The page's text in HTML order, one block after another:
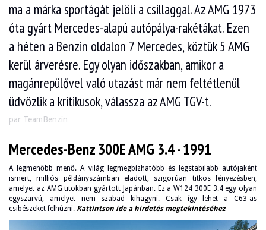
ma a márka sportágát jelöli a csillaggal. Az AMG 1973
óta gyárt Mercedes-alapú autópálya-rakétákat. Ezen
a héten a Benzin oldalon 7 Mercedes, köztük 5 AMG
kerül árverésre. Egy olyan időszakban, amikor a
magánrepülővel való utazást már nem feltétlenül
üdvözlik a kritikusok, válassza az AMG TGV-t.
par TeamBenzin
Mercedes-Benz 300E AMG 3.4 - 1991
A legmenőbb menő. A világ legmegbízhatóbb és legstabilabb autójaként
ismert, milliós példányszámban eladott, szigorúan titkos fényezésben,
amelyet az AMG titokban gyártott Japánban. Ez a W124 300E 3.4 egy olyan
egyszarvú, amelyet nem szabad kihagyni. Csak így lehet a C63-as
csibészeket felhúzni. Kattintson ide a hirdetés megtekintéséhez